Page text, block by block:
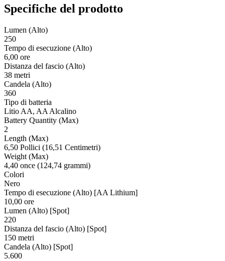
Specifiche del prodotto
Lumen (Alto)
250
Tempo di esecuzione (Alto)
6,00 ore
Distanza del fascio (Alto)
38 metri
Candela (Alto)
360
Tipo di batteria
Litio AA, AA Alcalino
Battery Quantity (Max)
2
Length (Max)
6,50 Pollici (16,51 Centimetri)
Weight (Max)
4,40 once (124,74 grammi)
Colori
Nero
Tempo di esecuzione (Alto) [AA Lithium]
10,00 ore
Lumen (Alto) [Spot]
220
Distanza del fascio (Alto) [Spot]
150 metri
Candela (Alto) [Spot]
5.600